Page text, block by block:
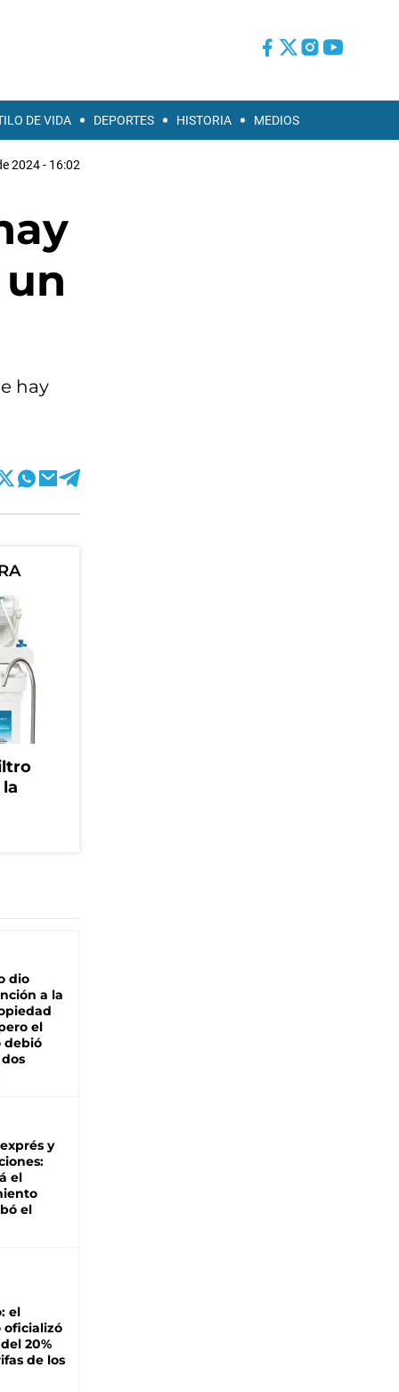
DE VIDA DEPORTES HISTORIA MEDIOS
2024 - 16:02
hay
dio
a la
el
debió
y
el
el
el
oficializó
20%
de los